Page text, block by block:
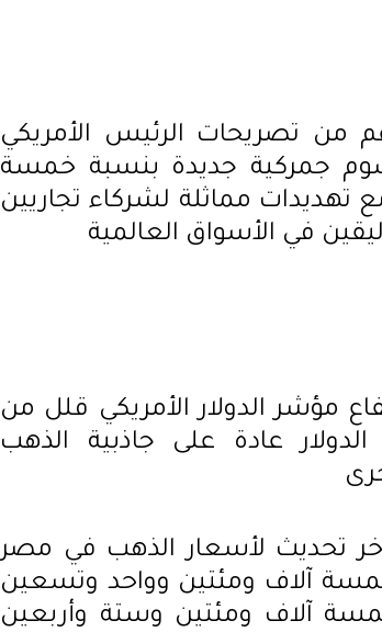
من تصريحات الرئيس الأمريكي
جمركية جديدة بنسبة خمسة
تهديدات مماثلة لشركاء تجاريين
في الأسواق العالمية
مؤشر الدولار الأمريكي قلل من
عادة على جاذبية الذهب
تحديث لأسعار الذهب في مصر
آلاف ومئتين وواحد وتسعين
آلاف ومئتين وستة وأربعين